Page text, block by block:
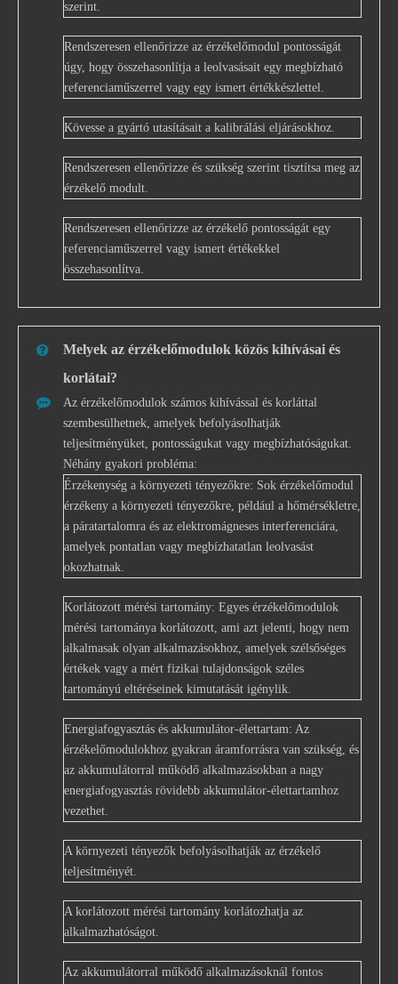
szerint.
Rendszeresen ellenőrizze az érzékelőmodul pontosságát
úgy, hogy összehasonlítja a leolvasásait egy megbízható
referenciaműszerrel vagy egy ismert értékkészlettel.
Kövesse a gyártó utasításait a kalibrálási eljárásokhoz.
Rendszeresen ellenőrizze és szükség szerint tisztítsa meg az
érzékelő modult.
Rendszeresen ellenőrizze az érzékelő pontosságát egy
referenciaműszerrel vagy ismert értékekkel
összehasonlítva.
Melyek az érzékelőmodulok közös kihívásai és
korlátai?
Az érzékelőmodulok számos kihívással és korláttal
szembesülhetnek, amelyek befolyásolhatják
teljesítményüket, pontosságukat vagy megbízhatóságukat.
Néhány gyakori probléma:
Érzékenység a környezeti tényezőkre: Sok érzékelőmodul
érzékeny a környezeti tényezőkre, például a hőmérsékletre,
a páratartalomra és az elektromágneses interferenciára,
amelyek pontatlan vagy megbízhatatlan leolvasást
okozhatnak.
Korlátozott mérési tartomány: Egyes érzékelőmodulok
mérési tartománya korlátozott, ami azt jelenti, hogy nem
alkalmasak olyan alkalmazásokhoz, amelyek szélsőséges
értékek vagy a mért fizikai tulajdonságok széles
tartományú eltéréseinek kimutatását igénylik.
Energiafogyasztás és akkumulátor-élettartam: Az
érzékelőmodulokhoz gyakran áramforrásra van szükség, és
az akkumulátorral működő alkalmazásokban a nagy
energiafogyasztás rövidebb akkumulátor-élettartamhoz
vezethet.
A környezeti tényezők befolyásolhatják az érzékelő
teljesítményét.
A korlátozott mérési tartomány korlátozhatja az
alkalmazhatóságot.
Az akkumulátorral működő alkalmazásoknál fontos